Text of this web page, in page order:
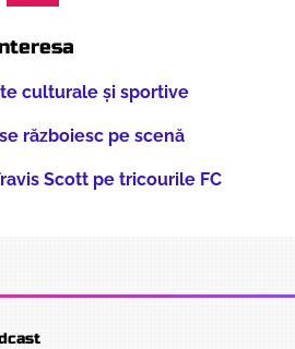
culturale şi sportive
războiesc pe scenă
Scott pe tricourile FC